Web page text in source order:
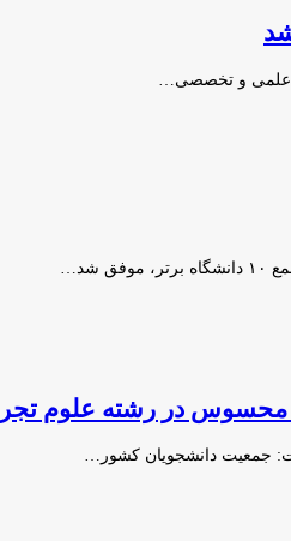
محسوس در رشته علوم
جمعیت دانشجویان کشور…